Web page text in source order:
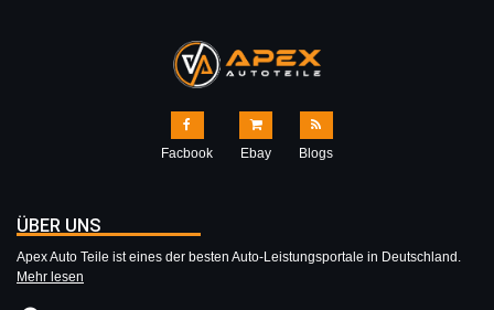
Facbook Ebay Blogs
ÜBER UNS
Apex Auto Teile ist eines der besten Auto-Leistungsportale in Deutschland.
Mehr lesen